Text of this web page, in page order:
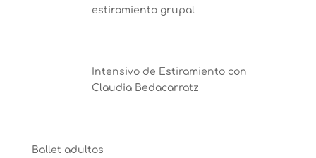
estiramiento grupal
Intensivo de Estiramiento con
Claudia Bedacarratz
Ballet adultos